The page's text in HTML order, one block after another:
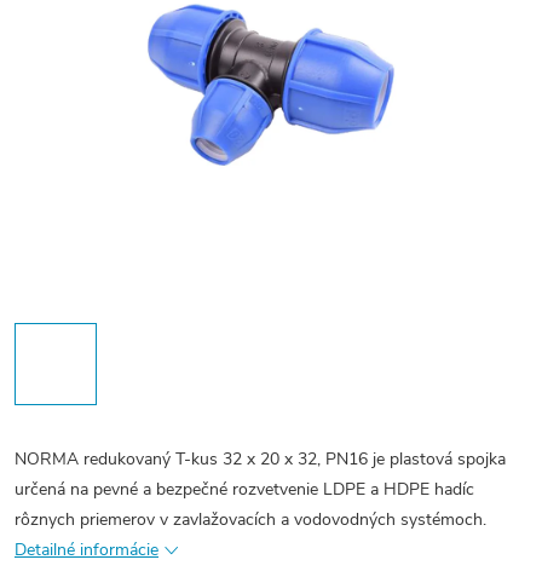
NORMA redukovaný T-kus 32 x 20 x 32, PN16 je plastová spojka
určená na pevné a bezpečné rozvetvenie LDPE a HDPE hadíc
rôznych priemerov v zavlažovacích a vodovodných systémoch.
Detailné informácie